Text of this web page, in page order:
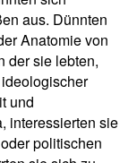
aus. Dünnten
Anatomie von
der sie lebten,
und
interessierten sie
politischen